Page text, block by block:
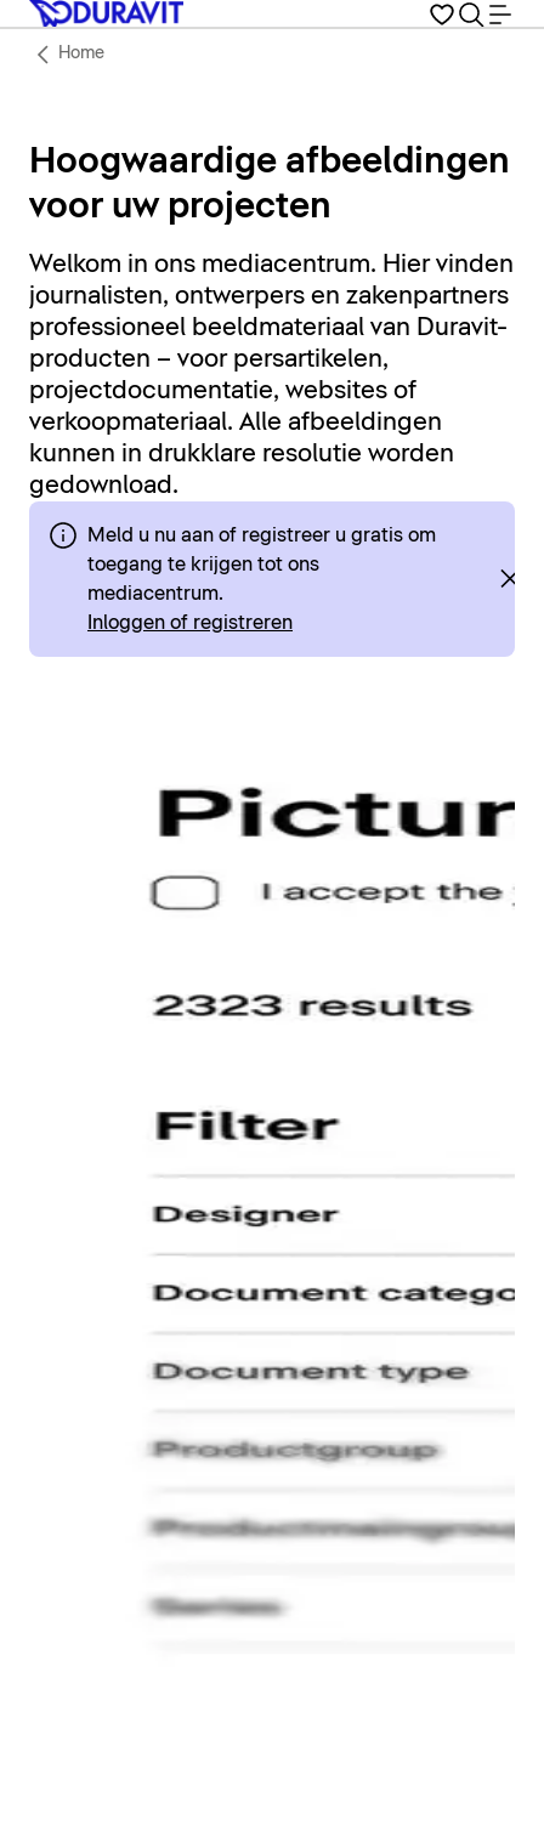
Home
Hoogwaardige afbeeldingen
voor uw projecten
Welkom in ons mediacentrum. Hier vinden
journalisten, ontwerpers en zakenpartners
professioneel beeldmateriaal van Duravit-
producten – voor persartikelen,
projectdocumentatie, websites of
verkoopmateriaal. Alle afbeeldingen
kunnen in drukklare resolutie worden
gedownload.
Meld u nu aan of registreer u gratis om
toegang te krijgen tot ons
mediacentrum.
Inloggen of registreren